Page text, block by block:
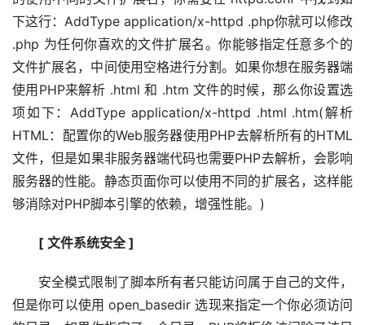
下这行：AddType application/x-httpd .php你就可以修改
.php 为任何你喜欢的文件扩展名。你能够指定任意多个的
文件扩展名，中间使用空格进行分割。如果你想在服务器端
使用PHP来解析 .html 和 .htm 文件的时候，那么你设置选
项如下：AddType application/x-httpd .html .htm(解析
HTML：配置你的Web服务器使用PHP去解析所有的HTML
文件，但是如果非服务器端代码也需要PHP去解析，会影响
服务器的性能。静态页面你可以使用不同的扩展名，这样能
够消除对PHP脚本引擎的依赖，增强性能。)
[ 文件系统安全 ]
安全模式限制了脚本所有者只能访问属于自己的文件，
但是你可以使用 open_basedir 选现来指定一个你必须访问